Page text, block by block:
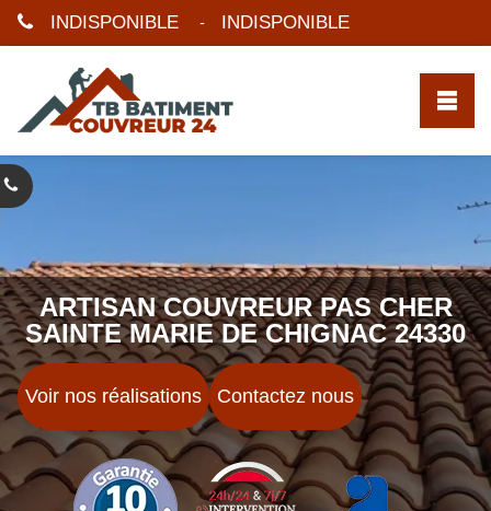
INDISPONIBLE - INDISPONIBLE
ARTISAN COUVREUR PAS CHER
SAINTE MARIE DE CHIGNAC 24330
Voir nos réalisations Contactez nous